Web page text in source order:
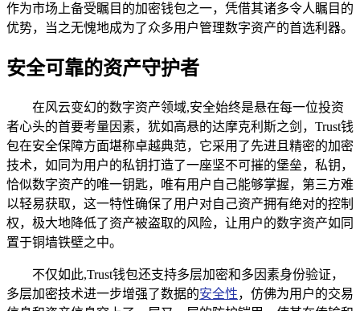
作为市场上备受瞩目的加密钱包之一，凭借其诸多令人瞩目的
优势，当之无愧地成为了众多用户管理数字资产的首选利器。
安全可靠的资产守护者
在风云变幻的数字资产领域,安全始终是悬在每一位投资
者心头的首要考量因素，犹如高悬的达摩克利斯之剑，Trust钱
包在安全保障方面堪称卓越典范，它采用了先进且精密的加密
技术，如同为用户的私钥打造了一座坚不可摧的堡垒，私钥，
恰似数字资产的唯一钥匙，唯有用户自己能够掌握，第三方难
以轻易获取，这一特性确保了用户对自己资产拥有绝对的控制
权，极大地降低了资产被盗取的风险，让用户的数字资产如同
置于铜墙铁壁之中。
不仅如此,Trust钱包还支持多层加密和多因素身份验证，
多层加密技术进一步增强了数据的安全性，仿佛为用户的交易